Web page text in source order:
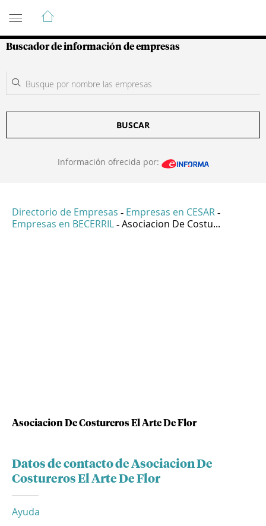
Guía de Empresas Colombianas
Buscador de información de empresas
BUSCAR
Información ofrecida por:
Directorio de Empresas - Empresas en CESAR -
Empresas en BECERRIL - Asociacion De Costu...
Asociacion De Costureros El Arte De Flor
Datos de contacto de Asociacion De
Costureros El Arte De Flor
Ayuda